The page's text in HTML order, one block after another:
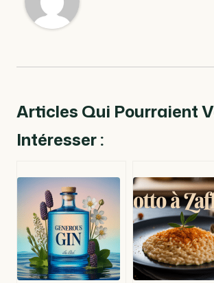
Articles Qui Pourraient
Intéresser :